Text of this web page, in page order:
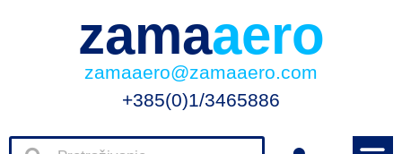
zamaaero
zamaaero@zamaaero.com
+385(0)1/3465886